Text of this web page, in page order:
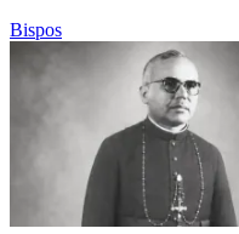
Bispos